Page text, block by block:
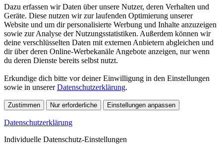
Dazu erfassen wir Daten über unsere Nutzer, deren Verhalten und
Geräte. Diese nutzen wir zur laufenden Optimierung unserer
Website und um dir personalisierte Werbung und Inhalte anzuzeigen
sowie zur Analyse der Nutzungsstatistiken. Außerdem können wir
deine verschlüsselten Daten mit externen Anbietern abgleichen und
dir über deren Online-Werbekanäle Angebote anzeigen, nur wenn
du deren Dienste bereits selbst nutzt.
Erkundige dich bitte vor deiner Einwilligung in den Einstellungen
sowie in unsererDatenschutzerklärung.
Zustimmen Nur erforderliche Einstellungen anpassen
Datenschutzerklärung
Individuelle Datenschutz-Einstellungen